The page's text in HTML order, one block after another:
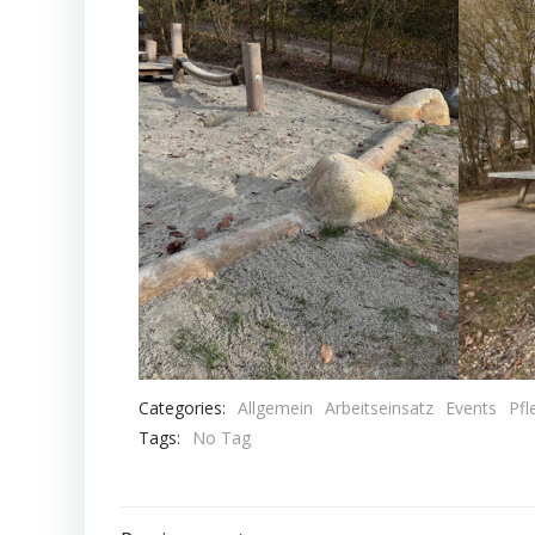
Categories: Allgemein Arbeitseinsatz Events
Tags:
No Tag